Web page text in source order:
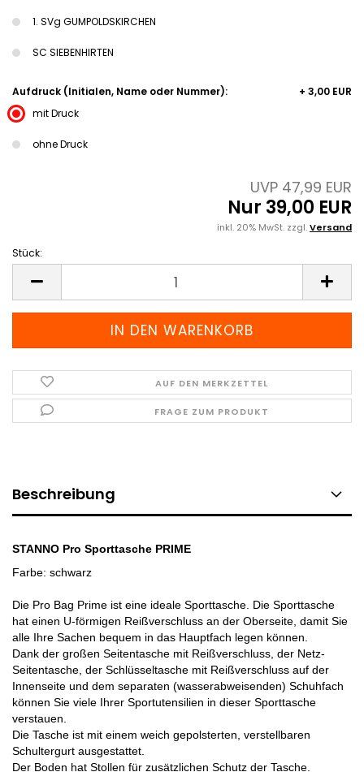
1. SVg GUMPOLDSKIRCHEN
SC SIEBENHIRTEN
Aufdruck (Initialen, Name oder Nummer):
+ 3,00 EUR
mit Druck
ohne Druck
UVP 47,99 EUR
Nur 39,00 EUR
inkl. 20% MwSt. zzgl.Versand
Stück:
AUF DEN MERKZETTEL
FRAGE ZUM PRODUKT
Beschreibung
STANNO Pro Sporttasche PRIME
Farbe: schwarz
Die Pro Bag Prime ist eine ideale Sporttasche. Die Sporttasche
hat einen U-förmigen Reißverschluss an der Oberseite, damit Sie
alle Ihre Sachen bequem in das Hauptfach legen können.
Dank der großen Seitentasche mit Reißverschluss, der Netz-
Seitentasche, der Schlüsseltasche mit Reißverschluss auf der
Innenseite und dem separaten (wasserabweisenden) Schuhfach
können Sie viele Ihrer Sportutensilien in dieser Sporttasche
verstauen.
Die Tasche ist mit einem weich gepolsterten, verstellbaren
Schultergurt ausgestattet.
Der Boden hat Stollen für zusätzlichen Schutz der Tasche.